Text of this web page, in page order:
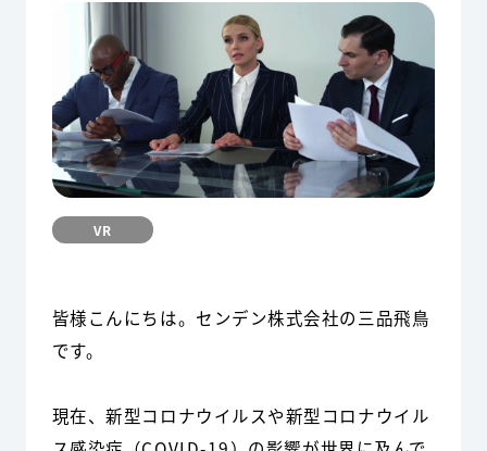
VR
皆様こんにちは。センデン株式会社の三品飛鳥
です。
現在、新型コロナウイルスや新型コロナウイル